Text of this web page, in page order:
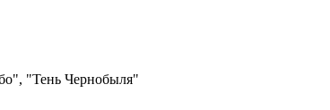
"Тень Чернобыля"